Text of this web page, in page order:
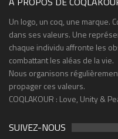
Un logo, un coq, une marque.
dans ses valeurs. Une
chaque individu affronte les
combattant les aléas de la vie.
Nous organisons
propager ces valeurs.
COQLAKOUR : Love, Unity &
SUIVEZ-NOUS